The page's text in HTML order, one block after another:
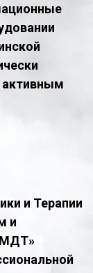
активным
и Терапии
и